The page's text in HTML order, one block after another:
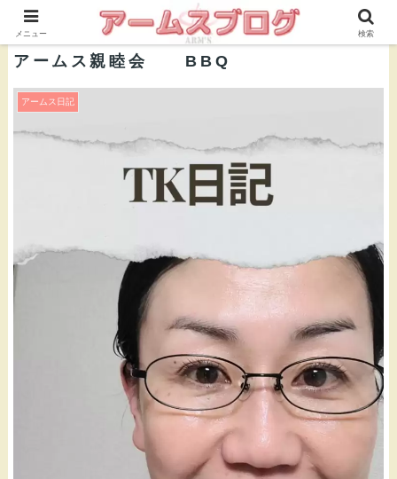
株式会社ＡＲＭ’Ｓ 公式ブログ
アームス親睦会 BBQ
アームス日記
メニュー 検索